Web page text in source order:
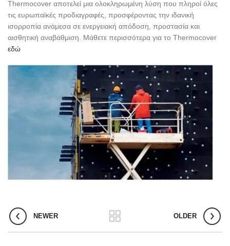
Thermocover αποτελεί μια ολοκληρωμένη λύση που πληροί όλες
τις ευρωπαϊκές προδιαγραφές, προσφέροντας την ιδανική
ισορροπία ανάμεσα σε ενεργειακή απόδοση, προστασία και
αισθητική αναβάθμιση. Μάθετε περισσότερα για το Thermocover
εδώ
NEWER OLDER